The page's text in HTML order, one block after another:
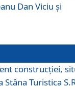
Dan Viciu și
construcției,
Turistica